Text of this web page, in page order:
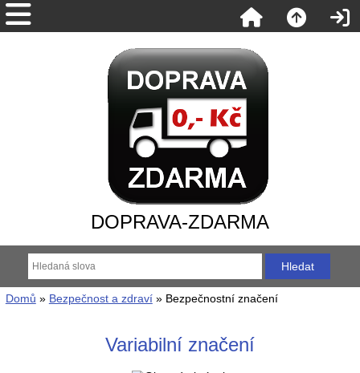
DOPRAVA-ZDARMA
Domů » Bezpečnost a zdraví» Bezpečnostní značení
Variabilní značení